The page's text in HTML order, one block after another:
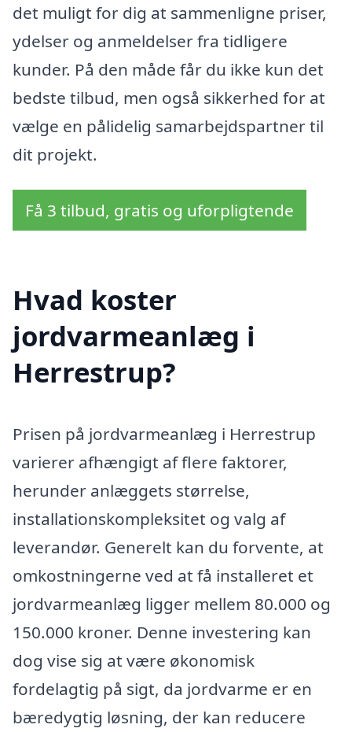
det muligt for dig at sammenligne priser,
ydelser og anmeldelser fra tidligere
kunder. På den måde får du ikke kun det
bedste tilbud, men også sikkerhed for at
vælge en pålidelig samarbejdspartner til
dit projekt.
Få 3 tilbud, gratis og uforpligtende
Hvad koster
jordvarmeanlæg i
Herrestrup?
Prisen på jordvarmeanlæg i Herrestrup
varierer afhængigt af flere faktorer,
herunder anlæggets størrelse,
installationskompleksitet og valg af
leverandør. Generelt kan du forvente, at
omkostningerne ved at få installeret et
jordvarmeanlæg ligger mellem 80.000 og
150.000 kroner. Denne investering kan
dog vise sig at være økonomisk
fordelagtig på sigt, da jordvarme er en
bæredygtig løsning, der kan reducere